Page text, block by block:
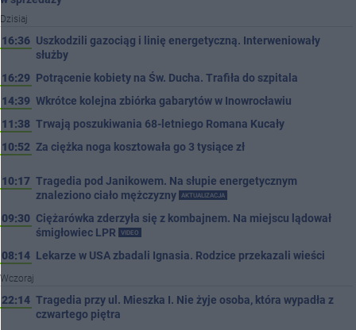
Dzisiaj
16:36 Uszkodzili gazociąg i linię energetyczną. Interweniowały
służby
16:29 Potrącenie kobiety na Św. Ducha. Trafiła do szpitala
14:39 Wkrótce kolejna zbiórka gabarytów w Inowrocławiu
11:38 Trwają poszukiwania 68-letniego Romana Kucały
10:52 Za ciężka noga kosztowała go 3 tysiące zł
10:17 Tragedia pod Janikowem. Na słupie energetycznym
znaleziono ciało mężczyzny
AKTUALIZACJA
09:30 Ciężarówka zderzyła się z kombajnem. Na miejscu lądował
śmigłowiec LPR
VIDEO
08:14 Lekarze w USA zbadali Ignasia. Rodzice przekazali wieści
Wczoraj
22:14 Tragedia przy ul. Mieszka I. Nie żyje osoba, która wypadła z
czwartego piętra